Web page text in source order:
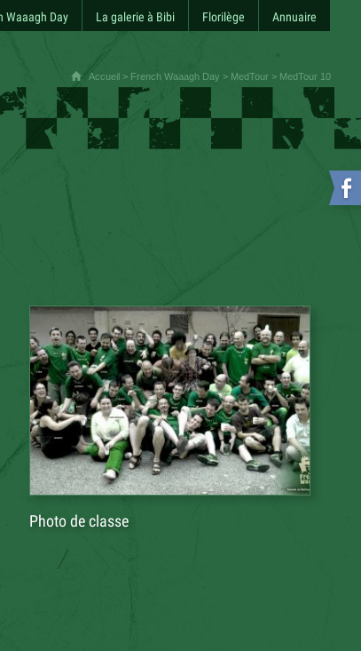
Waaagh Day La galerie à Bibi Florilège Annuaire
Accueil > French Waaagh Day > MedTour > MedTour 10
Photo de classe